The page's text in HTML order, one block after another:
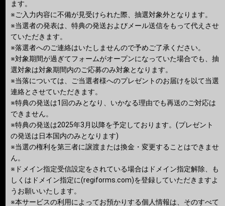
ます。
※ご入力内容に不備が見受けられた際、抽選対象外となります。
※当選者の発表は、特典の発送およびメール送信をもって代えさせ
ていただきます。
※落選者へのご連絡はいたしませんので予めご了承ください。
※対象期間が過ぎてフォームがオープンになっていた場合でも、抽
選対象は対象期間内のご応募のみ対象となります。
※当落については、ご当選者様へのプレゼントのお届けを以て当選
連絡とさせていただきます。
※特典の発送は1回のみとなり、いかなる理由でも再送のご対応は
できません。
※特典の発送は2025年3月以降を予定しております。(プレゼント
の発送は日本国内のみとなります)
※当選の権利を第三者に譲渡または換金・変更することはできませ
ん。
※ドメイン指定受信設定をされている場合はドメイン指定解除、も
しくはドメイン指定に(regiforms.com)を登録していただきますよ
うお願いいたします。
※本サービスの利用によってお預かりする個人情報は、そのすべて